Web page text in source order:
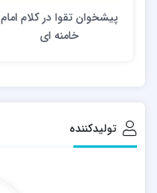
پیشخوان تقوا در کلام امام
خامنه ای
تولیدکننده